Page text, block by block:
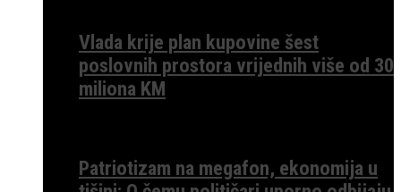
Vlada krije plan kupovine šest
poslovnih prostora vrijednih više od 30
miliona KM
Patriotizam na megafon, ekonomija u